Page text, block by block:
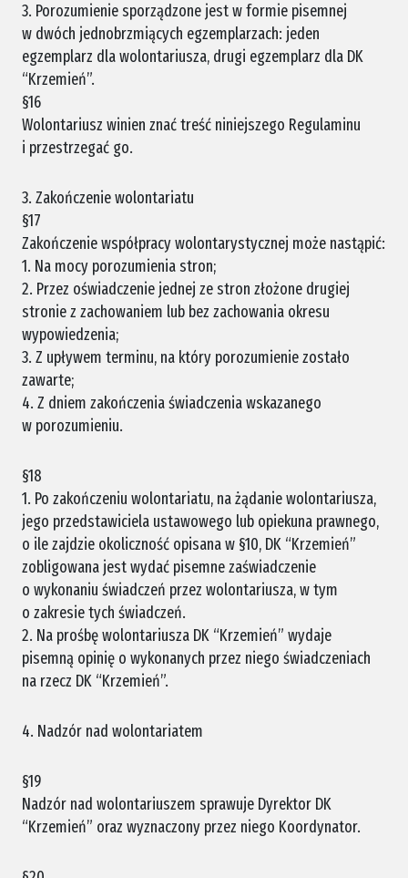
3. Porozumienie sporządzone jest w formie pisemnej
w dwóch jednobrzmiących egzemplarzach: jeden
egzemplarz dla wolontariusza, drugi egzemplarz dla DK
“Krzemień”.
§16
Wolontariusz winien znać treść niniejszego Regulaminu
i przestrzegać go.
3. Zakończenie wolontariatu
§17
Zakończenie współpracy wolontarystycznej może nastąpić:
1. Na mocy porozumienia stron;
2. Przez oświadczenie jednej ze stron złożone drugiej
stronie z zachowaniem lub bez zachowania okresu
wypowiedzenia;
3. Z upływem terminu, na który porozumienie zostało
zawarte;
4. Z dniem zakończenia świadczenia wskazanego
w porozumieniu.
§18
1. Po zakończeniu wolontariatu, na żądanie wolontariusza,
jego przedstawiciela ustawowego lub opiekuna prawnego,
o ile zajdzie okoliczność opisana w §10, DK “Krzemień”
zobligowana jest wydać pisemne zaświadczenie
o wykonaniu świadczeń przez wolontariusza, w tym
o zakresie tych świadczeń.
2. Na prośbę wolontariusza DK “Krzemień” wydaje
pisemną opinię o wykonanych przez niego świadczeniach
na rzecz DK “Krzemień”.
4. Nadzór nad wolontariatem
§19
Nadzór nad wolontariuszem sprawuje Dyrektor DK
“Krzemień” oraz wyznaczony przez niego Koordynator.